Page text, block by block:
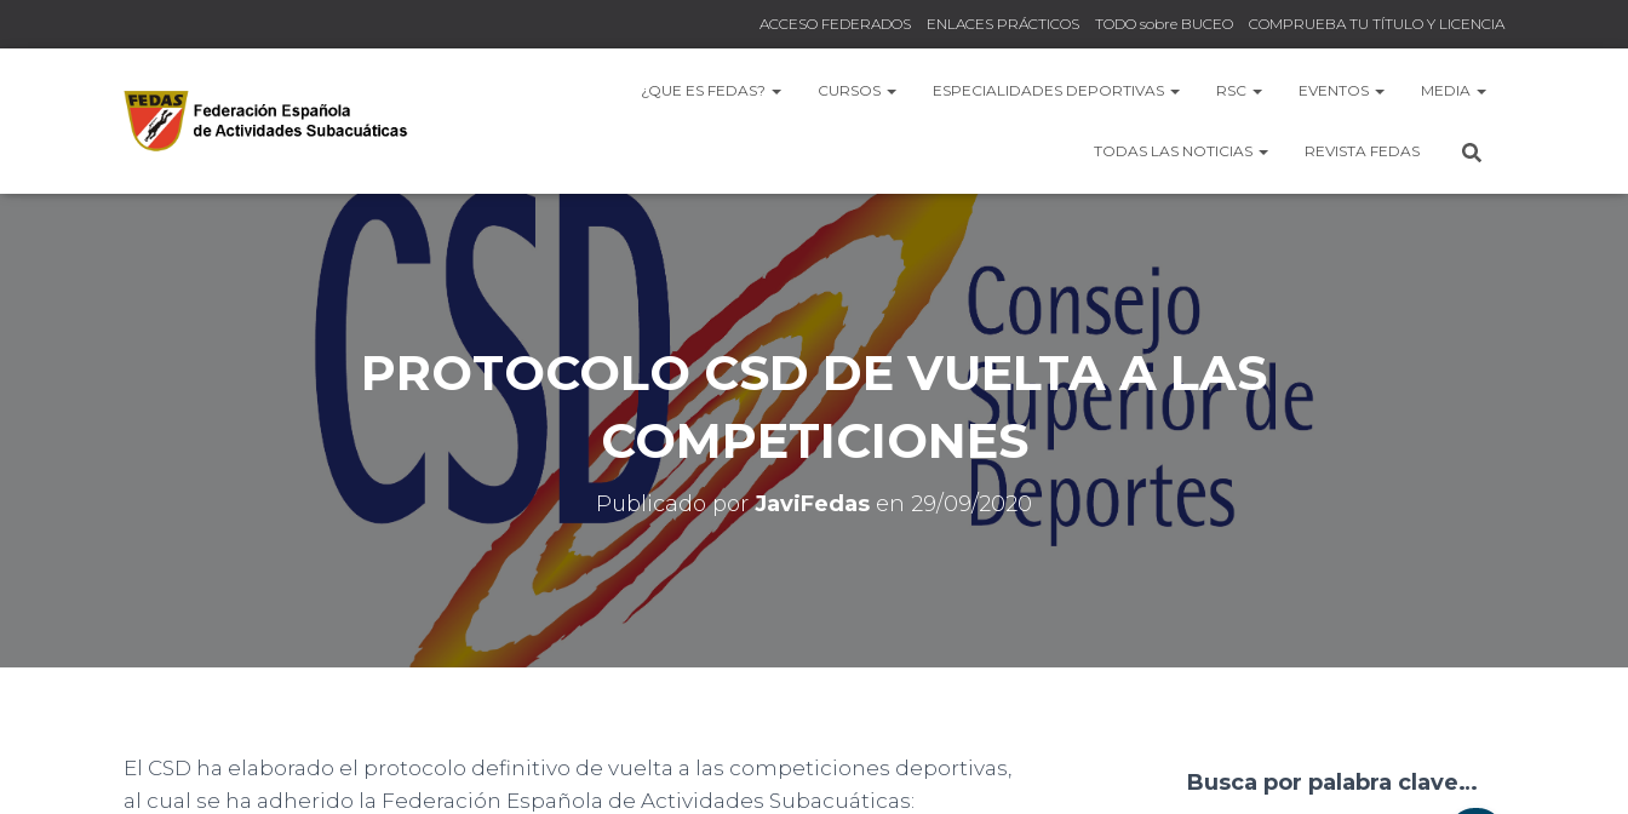
ACCESO FEDERADOS ENLACES PRÁCTICOS TODO sobre BUCEO COMPRUEBA TU TÍTULO Y LICENCIA
¿QUE ES FEDAS? CURSOS ESPECIALIDADES DEPORTIVAS RSC EVENTOS MEDIA
TODAS LAS NOTICIAS REVISTA FEDAS
PROTOCOLO CSD DE VUELTA A LAS
COMPETICIONES
Publicado porJaviFedas en 29/09/2020
El CSD ha elaborado el protocolo definitivo de vuelta a las competiciones deportivas,
al cual se ha adherido la Federación Española de Actividades Subacuáticas:
Busca por palabra clave…